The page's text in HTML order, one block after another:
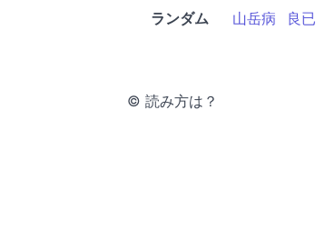
ランダム
山岳病 良已
© 読み方は？